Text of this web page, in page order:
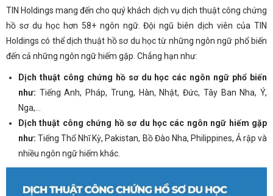
TIN Holdings mang đến cho quý khách dịch vụ dịch thuật công chứng
hồ sơ du học hơn 58+ ngôn ngữ. Đội ngũ biên dịch viên của TIN
Holdings có thể dịch thuật hồ sơ du học từ những ngôn ngữ phổ biến
đến cả những ngôn ngữ hiếm gặp. Chẳng hạn như:
Dịch thuật công chứng hồ sơ du học các ngôn ngữ phổ biến
như: Tiếng Anh, Pháp, Trung, Hàn, Nhật, Đức, Tây Ban Nha, Ý,
Nga,…
Dịch thuật công chứng hồ sơ du học các ngôn ngữ hiếm gặp
như: Tiếng Thổ Nhĩ Kỳ, Pakistan, Bồ Đào Nha, Philippines, Ả rập và
nhiều ngôn ngữ hiếm khác.